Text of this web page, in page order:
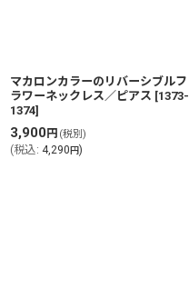
マカロンカラーのリバーシブルフ
ラワーネックレス／ピアス [1373-
1374]
3,900円 (税別)
(税込: 4,290円)